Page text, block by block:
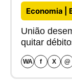
Economia |
União
quitar
WA f X @